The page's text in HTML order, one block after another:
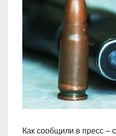
Как сообщили в пресс –